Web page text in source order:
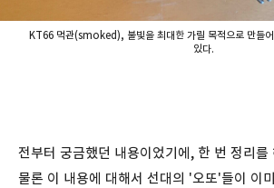
KT66 먹관(smoked), 불빛을 최대한 가릴 목적으로 만들
있다.
전부터 궁금했던 내용이었기에, 한 번 정리를
물론 이 내용에 대해서 선대의 '오또'들이 이